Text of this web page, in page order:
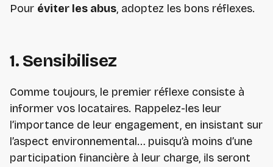
Pour éviter les abus, adoptez les bons réflexes.
1. Sensibilisez
Comme toujours, le premier réflexe consiste à
informer vos locataires. Rappelez-les leur
l’importance de leur engagement, en insistant sur
l’aspect environnemental… puisqu’à moins d’une
participation financière à leur charge, ils seront